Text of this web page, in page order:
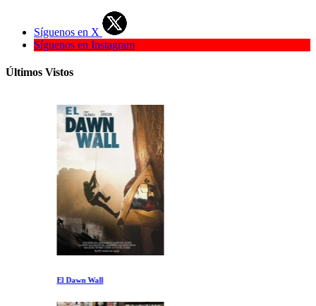
Síguenos en X
Síguenos en Instagram
Últimos Vistos
El Dawn Wall